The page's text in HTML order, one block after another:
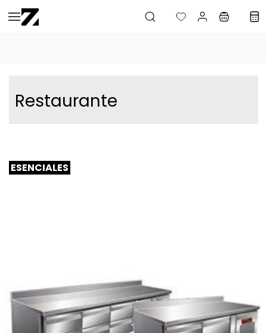
Saltar al
contenido
Restaurante
ESENCIALES